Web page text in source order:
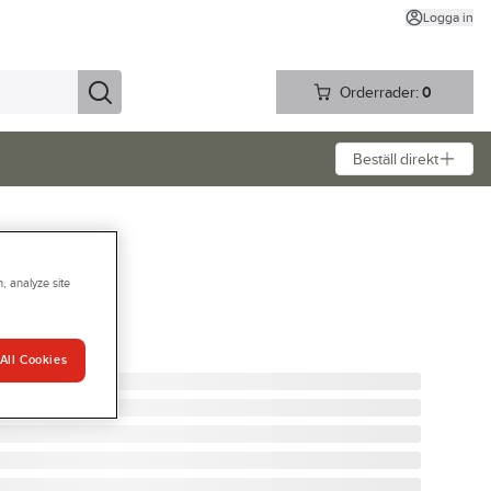
Logga in
Orderrader: 0
Beställ direkt
analyze site
Cookies